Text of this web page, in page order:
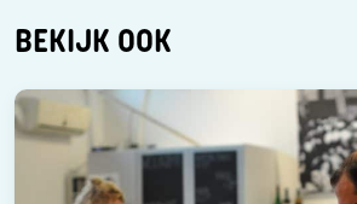
BEKIJK OOK